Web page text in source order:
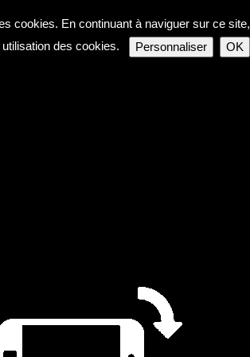
cookies. En continuant à naviguer sur ce site,
des cookies.
Personnaliser OK